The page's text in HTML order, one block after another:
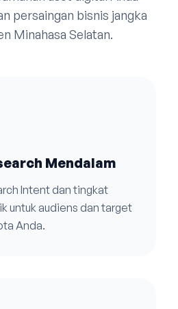
persaingan bisnis jangka
Minahasa Selatan.
Mendalam
Intent dan tingkat
untuk audiens dan target
Anda.